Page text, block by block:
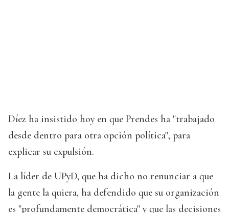
Díez ha insistido hoy en que Prendes ha "trabajado
desde dentro para otra opción política", para
explicar su expulsión.
La líder de UPyD, que ha dicho no renunciar a que
la gente la quiera, ha defendido que su organización
es "profundamente democrática" y que las decisiones